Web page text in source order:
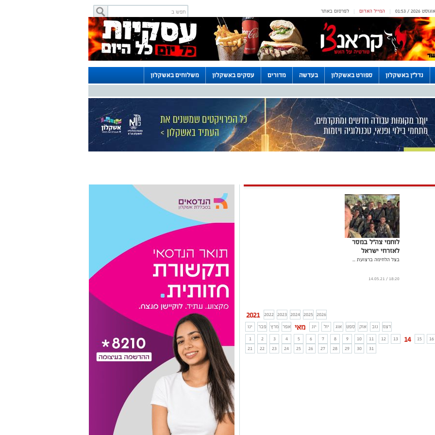
לפרסום באתר | המייל האדום |
נדל"ן באשקלון ספורט באשקלון בעדשה מדורים עסקים באשקלון משלוחים באשקלון
לוחמי צה"ל במסר
לאזרחי ישראל
בצל הלחימה ברצועת ...
18:20 / 14.05.21
2021 2022 2023 2024 2025 2026
ינו
פבר מרץ אפר מאי יונ יול אוג ספט אוק נוב
דצמ
1
2 3 4 5 6 7 8 9 10 11 12 13 14 15 16
21
22 23 24 25 26 27 28 29 30 31